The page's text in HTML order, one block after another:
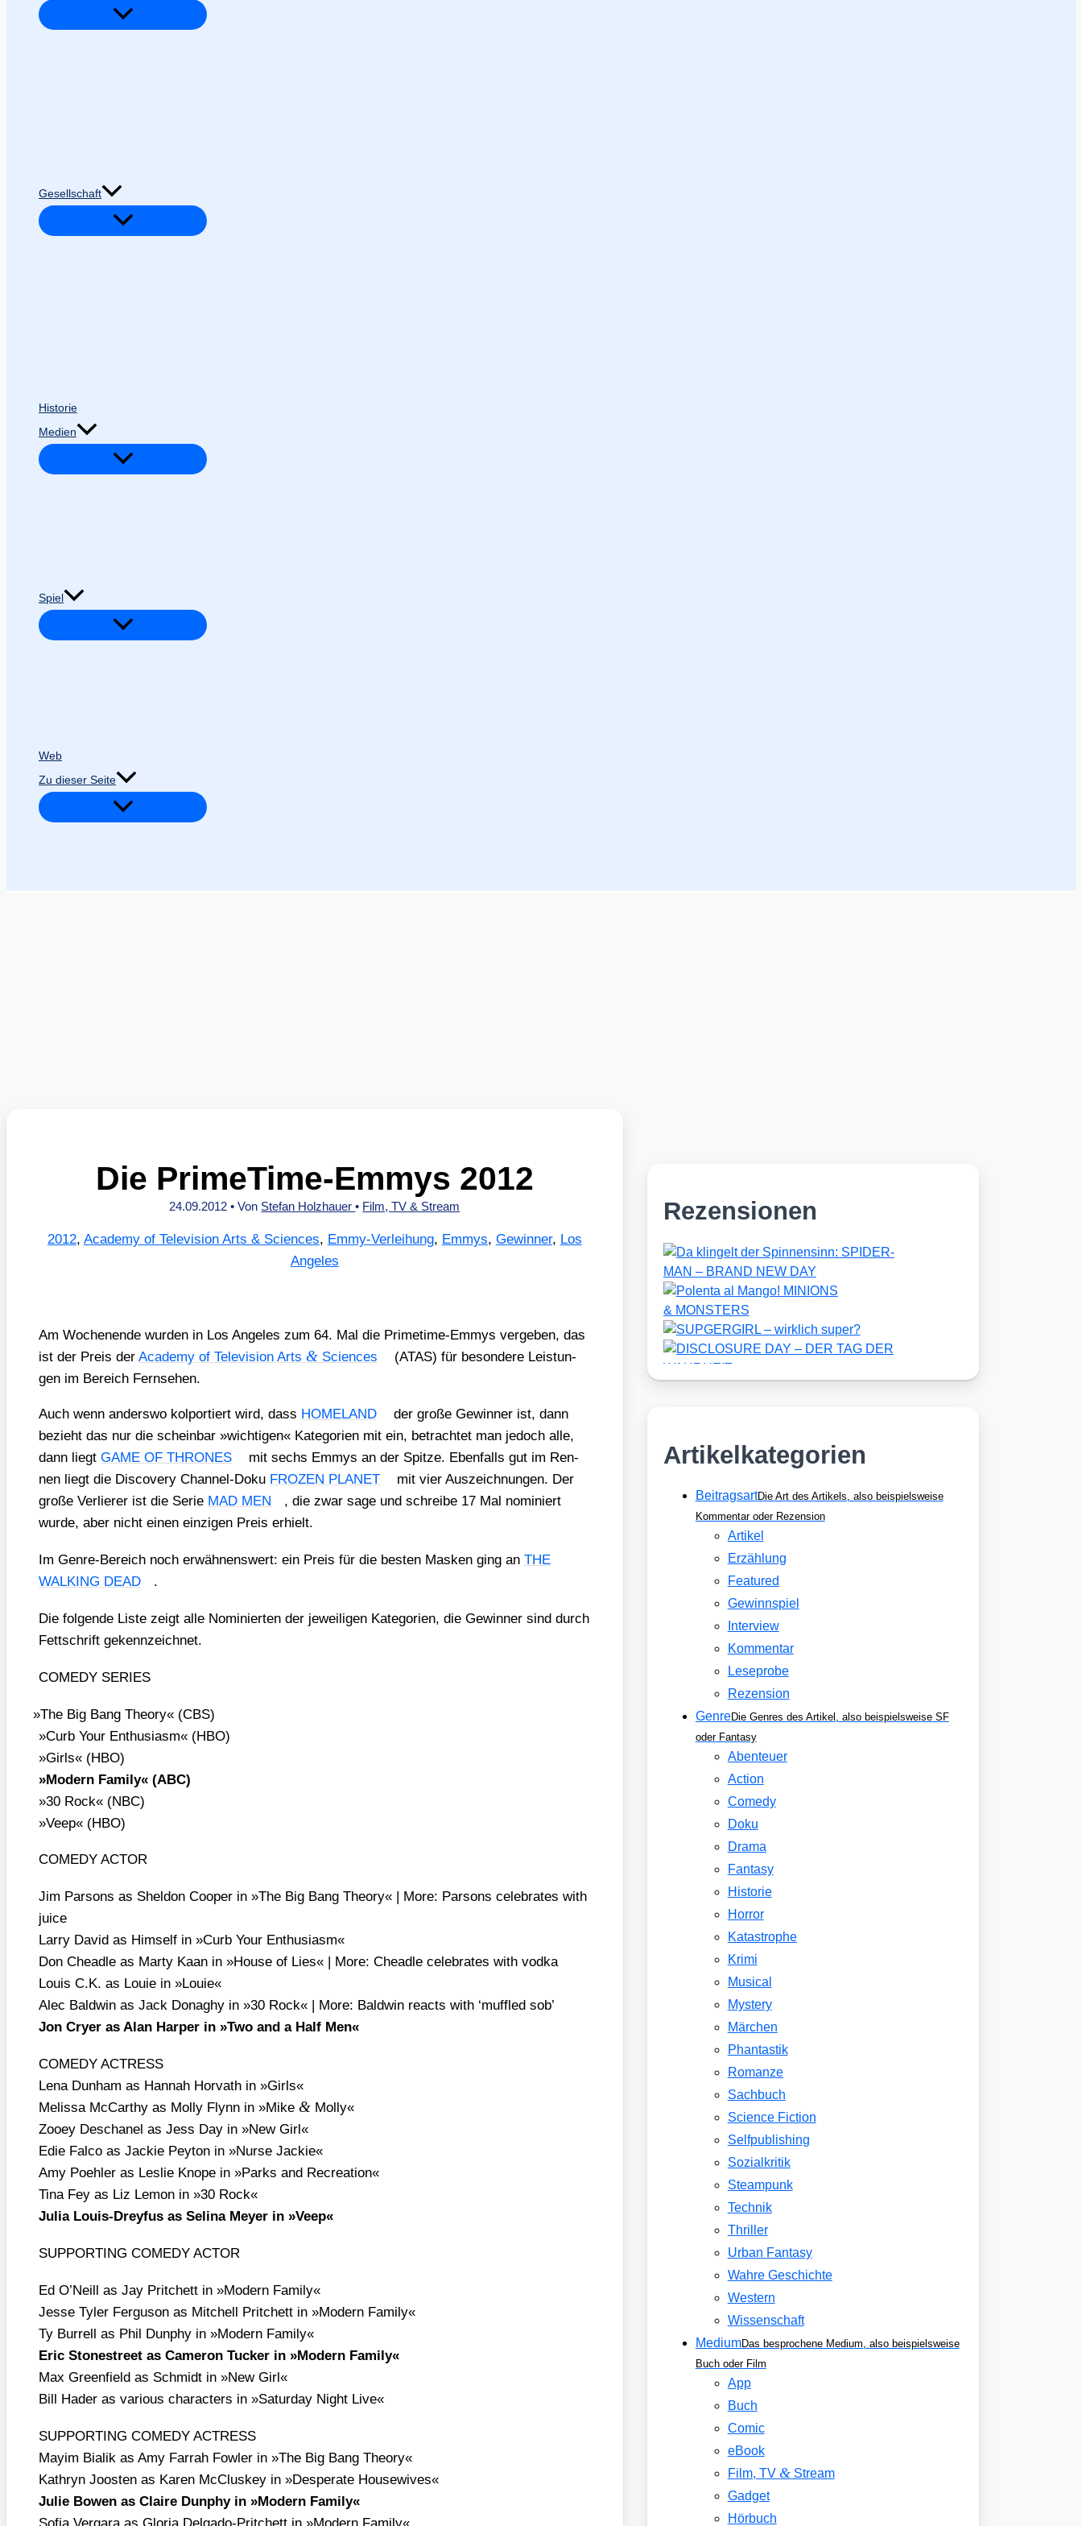
Gesellschaft
Historie
Medien
Spiel
Web
Zu dieser Seite
Die PrimeTime-Emmys 2012
24.09.2012• Von Stefan Holzhauer• Film, TV & Stream
2012, Academy of Television Arts & Sciences, Emmy-Verleihung, Emmys, Gewinner, Los
Angeles
Am Wochen­en­de wur­den in Los Ange­les zum 64. Mal die Prime­time-Emmys ver­ge­ben, das
ist der Preis der Aca­de­my of Tele­vi­si­on Arts & Sci­en­ces
(ATAS) für beson­de­re Leis­tun­
gen im Bereich Fern­se­hen.
Auch wenn anders­wo kol­por­tiert wird, dass HOMELAND
der gro­ße Gewin­ner ist, dann
bezieht das nur die schein­bar »wich­ti­gen« Kate­go­rien mit ein, betrach­tet man jedoch alle,
dann liegt GAME OF THRONES
mit sechs Emmys an der Spit­ze. Eben­falls gut im Ren­
nen liegt die Dis­co­very Chan­nel-Doku FROZEN PLANET
mit vier Aus­zeich­nun­gen. Der
gro­ße Ver­lie­rer ist die Serie MAD MEN
, die zwar sage und schrei­be 17 Mal nomi­niert
wur­de, aber nicht einen ein­zi­gen Preis erhielt.
Im Gen­re-Bereich noch erwäh­nens­wert: ein Preis für die bes­ten Mas­ken ging an THE
WALKING DEAD
.
Die fol­gen­de Lis­te zeigt alle Nomi­nier­ten der jewei­li­gen Kate­go­rien, die Gewin­ner sind durch
Fett­schrift gekenn­zeich­net.
COMEDY SERIES
»The Big Bang Theo­ry« (CBS)
»Curb Your Enthu­si­asm« (HBO)
»Girls« (HBO)
»Modern Fami­ly« (ABC)
»30 Rock« (NBC)
»Veep« (HBO)
COMEDY ACTOR
Jim Par­sons as Shel­don Coo­per in »The Big Bang Theo­ry« | More: Par­sons cele­bra­tes with
juice
Lar­ry David as Hims­elf in »Curb Your Enthu­si­asm«
Don Chead­le as Mar­ty Kaan in »House of Lies« | More: Chead­le cele­bra­tes with vod­ka
Lou­is C.K. as Lou­ie in »Lou­ie«
Alec Bald­win as Jack Donag­hy in »30 Rock« | More: Bald­win reacts with ‘muf­fled sob’
Jon Cryer as Alan Har­per in »Two and a Half Men«
COMEDY ACTRESS
Lena Dun­ham as Han­nah Hor­vath in »Girls«
Melis­sa McCar­thy as Mol­ly Flynn in »Mike & Mol­ly«
Zooey Descha­nel as Jess Day in »New Girl«
Edie Fal­co as Jackie Pey­ton in »Nur­se Jackie«
Amy Poeh­ler as Les­lie Knope in »Parks and Recrea­ti­on«
Tina Fey as Liz Lemon in »30 Rock«
Julia Lou­is-Drey­fus as Seli­na Mey­er in »Veep«
SUPPORTING COMEDY ACTOR
Ed O’N­eill as Jay Prit­chett in »Modern Fami­ly«
Jes­se Tyler Fer­gu­son as Mit­chell Prit­chett in »Modern Fami­ly«
Ty Bur­rell as Phil Dun­phy in »Modern Fami­ly«
Eric Stonestreet as Came­ron Tucker in »Modern Fami­ly«
Max Green­field as Schmidt in »New Girl«
Bill Hader as various cha­rac­ters in »Satur­day Night Live«
SUPPORTING COMEDY ACTRESS
May­im Bia­lik as Amy Farr­ah Fow­ler in »The Big Bang Theo­ry«
Kath­ryn Joos­ten as Karen McClus­key in »Despe­ra­te House­wi­ves«
Julie Bowen as Clai­re Dun­phy in »Modern Fami­ly«
Sofia Ver­ga­ra as Glo­ria Del­ga­do-Prit­chett in »Modern Fami­ly«
Rezensionen
Artikelkategorien
BeitragsartDie Art des Artikels, also beispielsweise
Kommentar oder Rezension
Artikel
Erzählung
Featured
Gewinnspiel
Interview
Kommentar
Leseprobe
Rezension
GenreDie Genres des Artikel, also beispielsweise SF
oder Fantasy
Abenteuer
Action
Comedy
Doku
Drama
Fantasy
Historie
Horror
Katastrophe
Krimi
Musical
Mystery
Märchen
Phantastik
Romanze
Sachbuch
Science Fiction
Selfpublishing
Sozialkritik
Steampunk
Technik
Thriller
Urban Fantasy
Wahre Geschichte
Western
Wissenschaft
MediumDas besprochene Medium, also beispielsweise
Buch oder Film
App
Buch
Comic
eBook
Film, TV &Stream
Gadget
Hörbuch